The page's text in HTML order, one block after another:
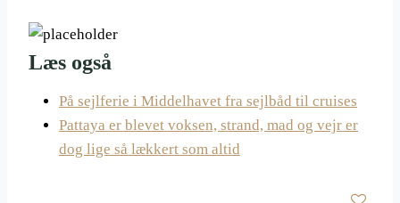
Læs også
På sejlferie i Middelhavet fra sejlbåd til cruises
Pattaya er blevet voksen, strand, mad og vejr er
dog lige så lækkert som altid